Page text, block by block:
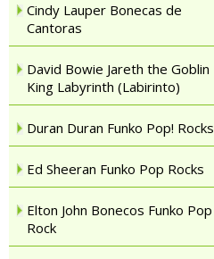
Cindy Lauper Bonecas de
Cantoras
David Bowie Jareth the Goblin
King Labyrinth (Labirinto)
Duran Duran Funko Pop! Rocks
Ed Sheeran Funko Pop Rocks
Elton John Bonecos Funko Pop
Rock